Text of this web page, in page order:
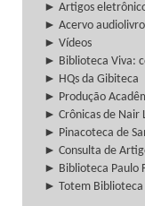
► Artigos
► Acervo
► Vídeos
► Biblioteca Viva:
► HQs da Gibiteca
► Produção
► Crônicas de Nair
► Pinacoteca de
► Consulta de
► Biblioteca Paulo
► Totem Biblioteca